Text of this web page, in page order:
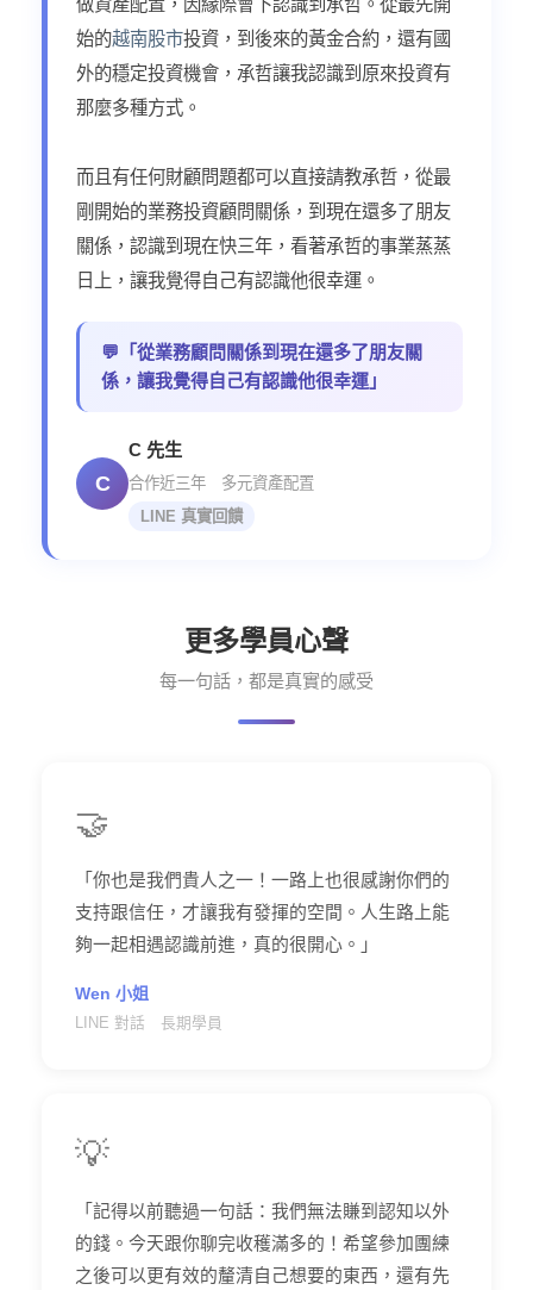
始的越南股市投資，到後來的黃金合約，還有國
外的穩定投資機會，承哲讓我認識到原來投資有
那麼多種方式。
而且有任何財顧問題都可以直接請教承哲，從最
剛開始的業務投資顧問關係，到現在還多了朋友
關係，認識到現在快三年，看著承哲的事業蒸蒸
日上，讓我覺得自己有認識他很幸運。
💬「從業務顧問關係到現在還多了朋友關
係，讓我覺得自己有認識他很幸運」
C
C 先生
合作近三年 多元資產配置
LINE 真實回饋
更多學員心聲
每一句話，都是真實的感受
🤝
「你也是我們貴人之一！一路上也很感謝你們的
支持跟信任，才讓我有發揮的空間。人生路上能
夠一起相遇認識前進，真的很開心。」
Wen 小姐
LINE 對話 長期學員
💡
「記得以前聽過一句話：我們無法賺到認知以外
的錢。今天跟你聊完收穫滿多的！希望參加團練
之後可以更有效的釐清自己想要的東西，還有先